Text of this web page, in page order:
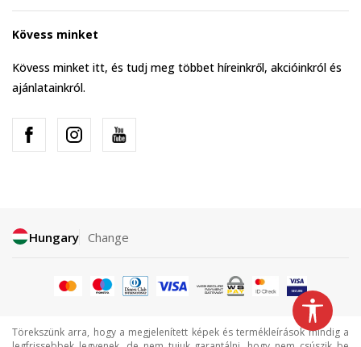
Kövess minket
Kövess minket itt, és tudj meg többet híreinkről, akcióinkról és
ajánlatainkról.
Hungary Change
Törekszünk arra, hogy a megjelenített képek és termékleírások mindig a